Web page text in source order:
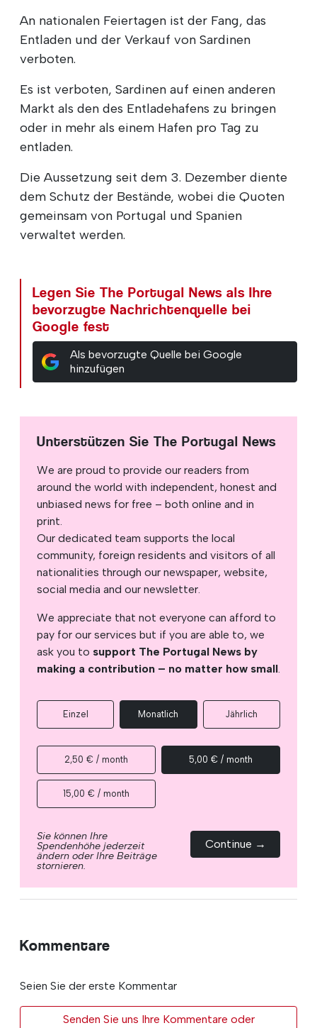
An nationalen Feiertagen ist der Fang, das
Entladen und der Verkauf von Sardinen
verboten.
Es ist verboten, Sardinen auf einen anderen
Markt als den des Entladehafens zu bringen
oder in mehr als einem Hafen pro Tag zu
entladen.
Die Aussetzung seit dem 3. Dezember diente
dem Schutz der Bestände, wobei die Quoten
gemeinsam von Portugal und Spanien
verwaltet werden.
Legen Sie The Portugal News als Ihre
bevorzugte Nachrichtenquelle bei
Google fest
Als bevorzugte Quelle bei Google
hinzufügen
Unterstützen Sie The Portugal News
We are proud to provide our readers from
around the world with independent, honest and
unbiased news for free – both online and in
print.
Our dedicated team supports the local
community, foreign residents and visitors of all
nationalities through our newspaper, website,
social media and our newsletter.
We appreciate that not everyone can afford to
pay for our services but if you are able to, we
ask you to support The Portugal News by
making a contribution – no matter how small.
Einzel Monatlich Jährlich
2,50 € / month 5,00 € / month
15,00 € / month
Sie können Ihre
Spendenhöhe jederzeit
ändern oder Ihre Beiträge
stornieren.
Continue →
Kommentare
Seien Sie der erste Kommentar
Senden Sie uns Ihre Kommentare oder